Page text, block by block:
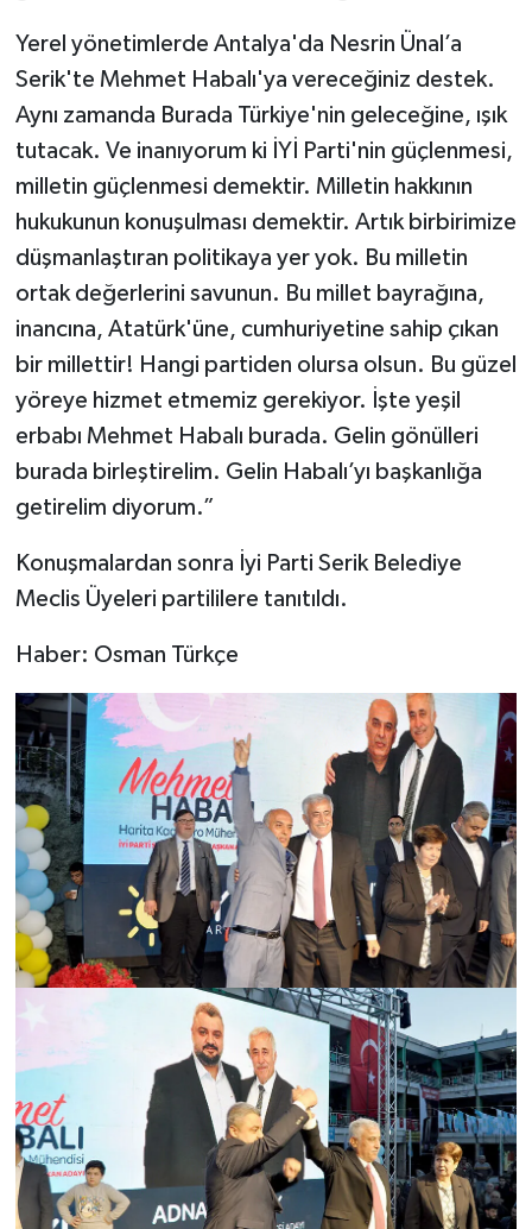
Yerel yönetimlerde Antalya'da Nesrin Ünal’a
Serik'te Mehmet Habalı'ya vereceğiniz destek.
Aynı zamanda Burada Türkiye'nin geleceğine, ışık
tutacak. Ve inanıyorum ki İYİ Parti'nin güçlenmesi,
milletin güçlenmesi demektir. Milletin hakkının
hukukunun konuşulması demektir. Artık birbirimize
düşmanlaştıran politikaya yer yok. Bu milletin
ortak değerlerini savunun. Bu millet bayrağına,
inancına, Atatürk'üne, cumhuriyetine sahip çıkan
bir millettir! Hangi partiden olursa olsun. Bu güzel
yöreye hizmet etmemiz gerekiyor. İşte yeşil
erbabı Mehmet Habalı burada. Gelin gönülleri
burada birleştirelim. Gelin Habalı’yı başkanlığa
getirelim diyorum.”
Konuşmalardan sonra İyi Parti Serik Belediye
Meclis Üyeleri partililere tanıtıldı.
Haber: Osman Türkçe